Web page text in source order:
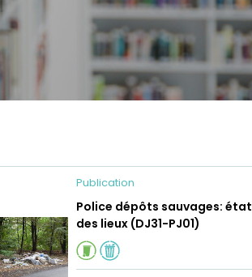
Publication
Police dépôts sauvages: état
des lieux (DJ31-PJ01)